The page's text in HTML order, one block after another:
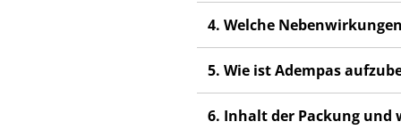
4. Welche
5. Wie ist Adempas
6. Inhalt der Packung